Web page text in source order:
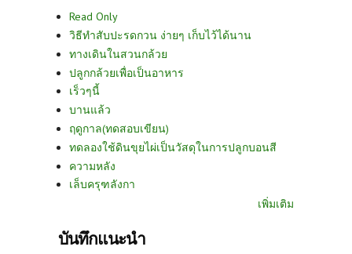
Read Only
วิธีทำสับปะรดกวน ง่ายๆ เก็บไว้ได้นาน
ทางเดินในสวนกล้วย
ปลูกกล้วยเพื่อเป็นอาหาร
เร็วๆนี้
บานแล้ว
ฤดูกาล(ทดสอบเขียน)
ทดลองใช้ดินขุยไผ่เป็นวัสดุในการปลูกบอนสี
ความหลัง
เล็บครุฑลังกา
เพิ่มเติม
บันทึกแนะนำ